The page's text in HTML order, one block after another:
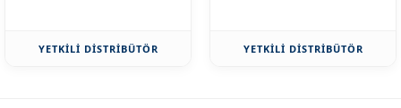
YETKİLİ DİSTRİBÜTÖR YETKİLİ DİSTRİBÜTÖR